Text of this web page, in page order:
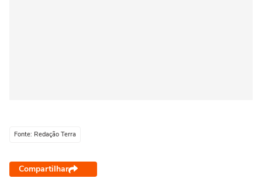
Fonte: Redação Terra
Compartilhar